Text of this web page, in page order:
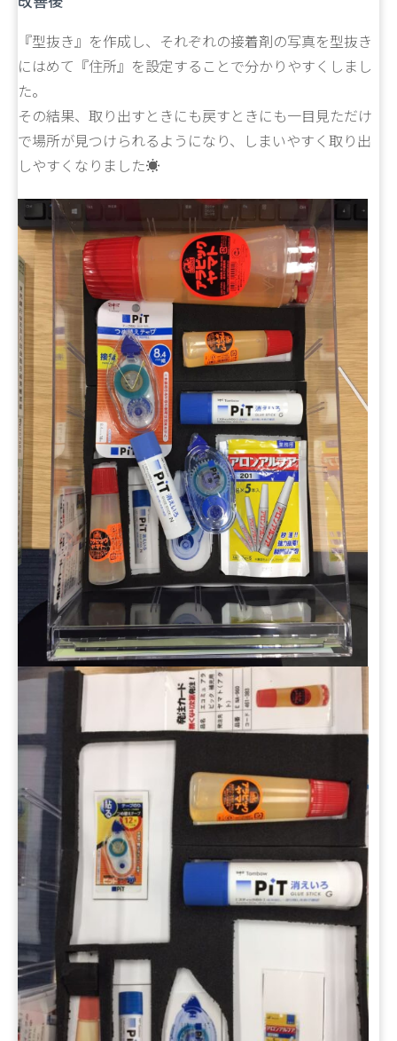
『型抜き』を作成し、それぞれの接着剤の写真を型抜き
にはめて『住所』を設定することで分かりやすくしまし
た。
その結果、取り出すときにも戻すときにも一目見ただけ
で場所が見つけられるようになり、しまいやすく取り出
しやすくなりました☀